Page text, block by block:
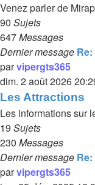
Venez parler de
90 Sujets
647Messages
Dernier message
parvipergts365
dim. 2 août 2026
Les Attractions
Les informations sur
19 Sujets
230 Messages
Dernier message
parvipergts365